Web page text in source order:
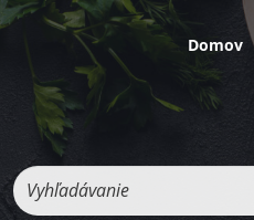
Domov
Vyhľadávanie